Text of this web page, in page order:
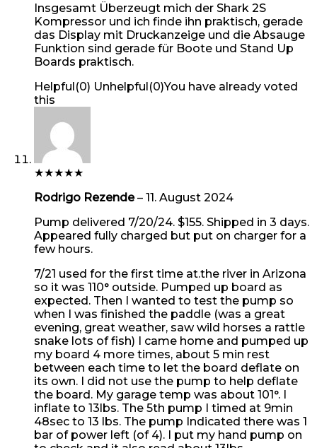
Insgesamt Überzeugt mich der Shark 2S
Kompressor und ich finde ihn praktisch, gerade
das Display mit Druckanzeige und die Absauge
Funktion sind gerade für Boote und Stand Up
Boards praktisch.
Helpful(0) Unhelpful(0)You have already voted
this
★★★★★
Rodrigo Rezende– 11. August 2024
Pump delivered 7/20/24. $155. Shipped in 3 days.
Appeared fully charged but put on charger for a
few hours.
7/21 used for the first time at.the river in Arizona
so it was 110° outside. Pumped up board as
expected. Then I wanted to test the pump so
when I was finished the paddle (was a great
evening, great weather, saw wild horses a rattle
snake lots of fish) I came home and pumped up
my board 4 more times, about 5 min rest
between each time to let the board deflate on
its own. I did not use the pump to help deflate
the board. My garage temp was about 101°. I
inflate to 13lbs. The 5th pump I timed at 9min
48sec to 13 lbs. The pump Indicated there was 1
bar of power left (of 4). I put my hand pump on